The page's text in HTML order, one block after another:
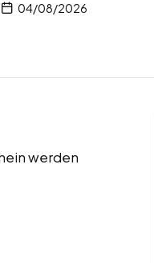
04/08/2026
werden